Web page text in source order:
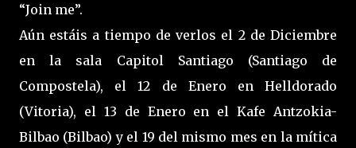
“Join me”.
Aún estáis a tiempo de verlos el 2 de Diciembre
en la sala Capitol Santiago (Santiago de
Compostela), el 12 de Enero en Helldorado
(Vitoria), el 13 de Enero en el Kafe Antzokia-
Bilbao (Bilbao) y el 19 del mismo mes en la mítica